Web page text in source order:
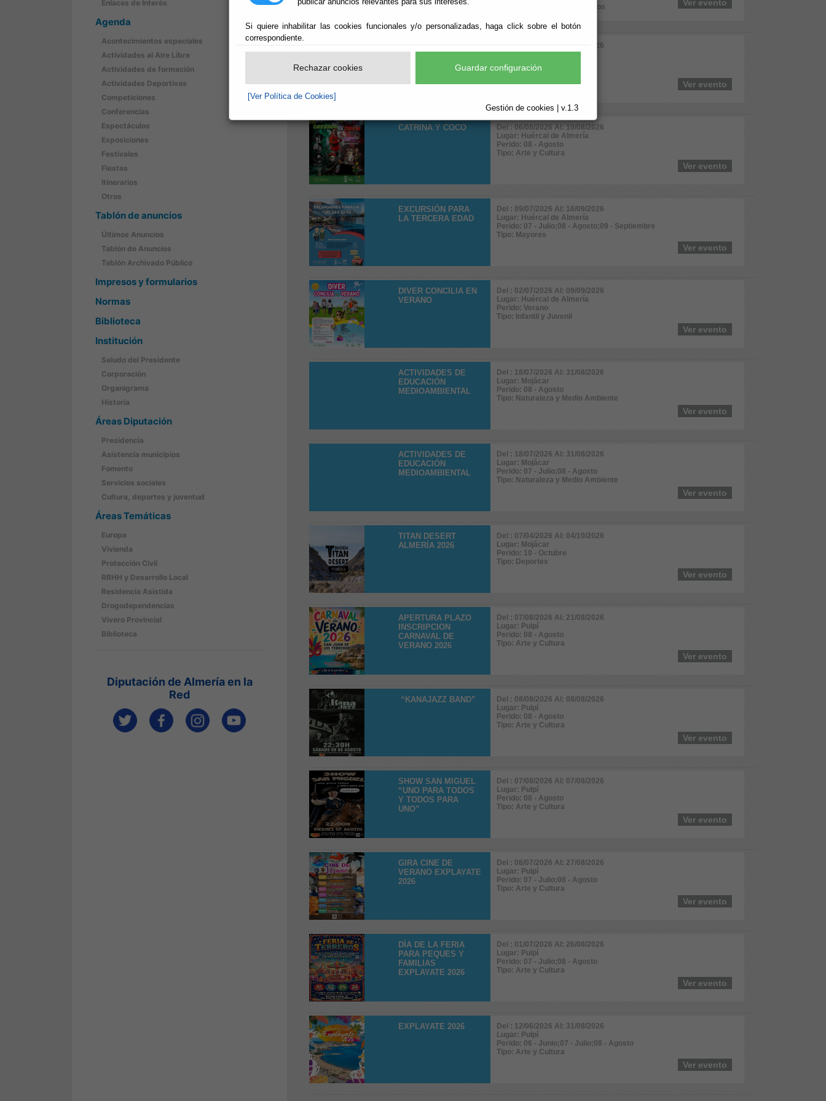
Si quiere inhabilitar las cookies funcionales y/o personalizadas, haga click sobre el botón
correspondiente.
Rechazar cookies Guardar configuración
[Ver Política de Cookies]
Gestión de cookies | v.1.3
Enlaces de Interés
Agenda
Acontecimientos especiales
Actividades al Aire Libre
Actividades de formación
Actividades Deportivas
Competiciones
Conferencias
Espectáculos
Exposiciones
Festivales
Fiestas
Itinerarios
Otros
Tablón de anuncios
Últimos Anuncios
Tablón de Anuncios
Tablón Archivado Público
Impresos y formularios
Normas
Biblioteca
Institución
Saludo del Presidente
Corporación
Organigrama
Historia
Áreas Diputación
Presidencia
Asistencia municipios
Fomento
Servicios sociales
Cultura, deportes y juventud
Áreas Temáticas
Europa
Vivienda
Protección Civil
RRHH y Desarrollo Local
Residencia Asistida
Drogodependencias
Vivero Provincial
Biblioteca
Diputación de Almería en la
Red
Tipo: Profesionales y Negocios
Ver evento
Del : 06/08/2026 Al: 10/08/2026
Lugar: Huércal de Almería
Perido: 08 - Agosto
Tipo: Arte y Cultura
Ver evento
CATRINA Y COCO
Del : 06/08/2026 Al: 10/08/2026
Lugar: Huércal de Almería
Perido: 08 - Agosto
Tipo: Arte y Cultura
Ver evento
EXCURSIÓN PARA
LA TERCERA EDAD
Del : 09/07/2026 Al: 16/09/2026
Lugar: Huércal de Almería
Perido: 07 - Julio;08 - Agosto;09 - Septiembre
Tipo: Mayores
Ver evento
DIVER CONCILIA EN
VERANO
Del : 02/07/2026 Al: 09/09/2026
Lugar: Huércal de Almería
Perido: Verano
Tipo: Infantil y Juvenil
Ver evento
ACTIVIDADES DE
EDUCACIÓN
MEDIOAMBIENTAL
Del : 18/07/2026 Al: 31/08/2026
Lugar: Mojácar
Perido: 08 - Agosto
Tipo: Naturaleza y Medio Ambiente
Ver evento
ACTIVIDADES DE
EDUCACIÓN
MEDIOAMBIENTAL
Del : 18/07/2026 Al: 31/08/2026
Lugar: Mojácar
Perido: 07 - Julio;08 - Agosto
Tipo: Naturaleza y Medio Ambiente
Ver evento
TITAN DESERT
ALMERÍA 2026
Del : 07/04/2026 Al: 04/10/2026
Lugar: Mojácar
Perido: 10 - Octubre
Tipo: Deportes
Ver evento
APERTURA PLAZO
INSCRIPCION
CARNAVAL DE
VERANO 2026
Del : 07/08/2026 Al: 21/08/2026
Lugar: Pulpí
Perido: 08 - Agosto
Tipo: Arte y Cultura
Ver evento
“KANAJAZZ BAND”
Del : 08/08/2026 Al: 08/08/2026
Lugar: Pulpí
Perido: 08 - Agosto
Tipo: Arte y Cultura
Ver evento
SHOW SAN MIGUEL
“UNO PARA TODOS
Y TODOS PARA
UNO”
Del : 07/08/2026 Al: 07/08/2026
Lugar: Pulpí
Perido: 08 - Agosto
Tipo: Arte y Cultura
Ver evento
GIRA CINE DE
VERANO EXPLAYATE
2026
Del : 08/07/2026 Al: 27/08/2026
Lugar: Pulpí
Perido: 07 - Julio;08 - Agosto
Tipo: Arte y Cultura
Ver evento
DÍA DE LA FERIA
PARA PEQUES Y
FAMILIAS
EXPLAYATE 2026
Del : 01/07/2026 Al: 26/08/2026
Lugar: Pulpí
Perido: 07 - Julio;08 - Agosto
Tipo: Arte y Cultura
Ver evento
EXPLAYATE 2026
Del : 12/06/2026 Al: 31/08/2026
Lugar: Pulpí
Perido: 06 - Junio;07 - Julio;08 - Agosto
Tipo: Arte y Cultura
Ver evento